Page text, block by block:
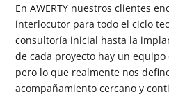
En AWERTY nuestros clientes
interlocutor para todo el ciclo
consultoría inicial hasta la
de cada proyecto hay un
pero lo que realmente nos
acompañamiento cercano y